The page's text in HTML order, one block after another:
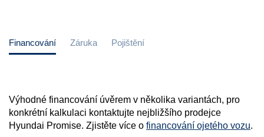
Financování Záruka Pojištění
Výhodné financování úvěrem v několika variantách, pro
konkrétní kalkulaci kontaktujte nejbližšího prodejce
Hyundai Promise. Zjistěte více o financování ojetého vozu.